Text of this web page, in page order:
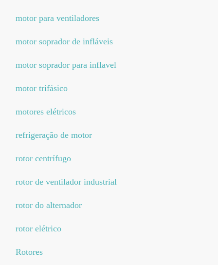
motor para ventiladores
motor soprador de infláveis
motor soprador para inflavel
motor trifásico
motores elétricos
refrigeração de motor
rotor centrífugo
rotor de ventilador industrial
rotor do alternador
rotor elétrico
Rotores